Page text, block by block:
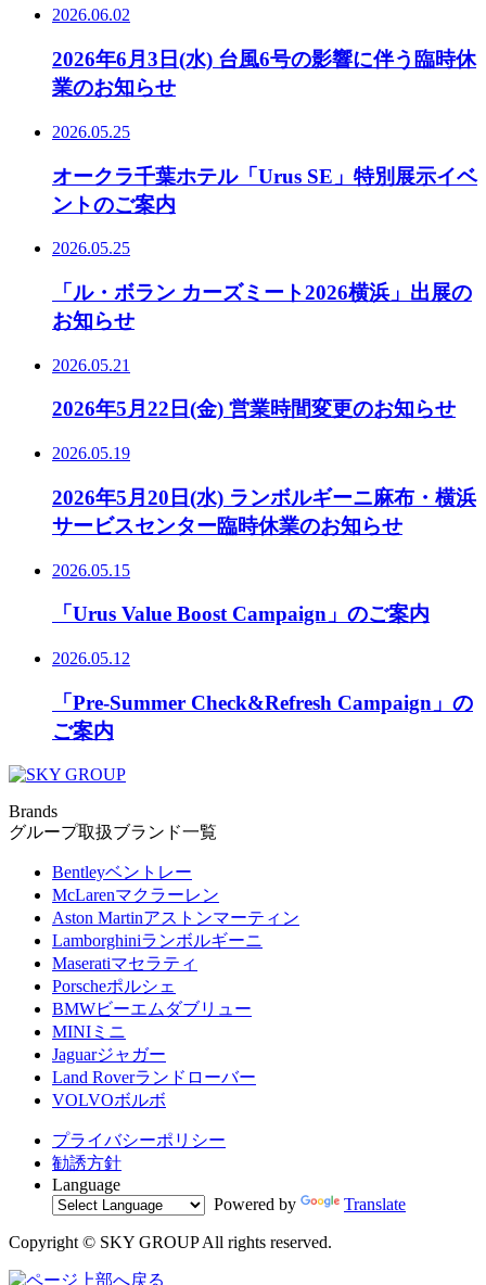
2026.06.02
2026年6月3日(水) 台風6号の影響に伴う臨時休
業のお知らせ
2026.05.25
オークラ千葉ホテル「Urus SE」特別展示イベ
ントのご案内
2026.05.25
「ル・ボラン カーズミート2026横浜」出展の
お知らせ
2026.05.21
2026年5月22日(金) 営業時間変更のお知らせ
2026.05.19
2026年5月20日(水) ランボルギーニ麻布・横浜
サービスセンター臨時休業のお知らせ
2026.05.15
「Urus Value Boost Campaign」のご案内
2026.05.12
「Pre-Summer Check&Refresh Campaign」の
ご案内
Brands
グループ取扱ブランド一覧
Bentleyベントレー
McLarenマクラーレン
Aston Martinアストンマーティン
Lamborghiniランボルギーニ
Maseratiマセラティ
Porscheポルシェ
BMWビーエムダブリュー
MINI ミニ
Jaguarジャガー
Land Roverランドローバー
VOLVOボルボ
プライバシーポリシー
勧誘方針
Language
Powered by
Translate
Copyright © SKY GROUP All rights reserved.